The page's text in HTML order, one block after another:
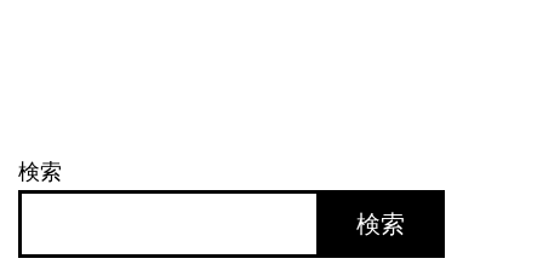
ロ
検索
検索